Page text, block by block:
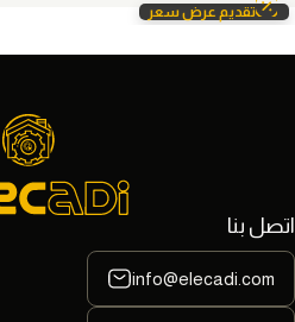
تقديم عرض سعر
اتصل بنا
info@elecadi.com